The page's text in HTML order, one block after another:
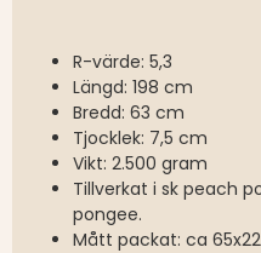
R-värde: 5,3
Längd: 198 cm
Bredd: 63 cm
Tjocklek: 7,5 cm
Vikt: 2.500 gram
Tillverkat i sk peach
pongee.
Mått packat: ca